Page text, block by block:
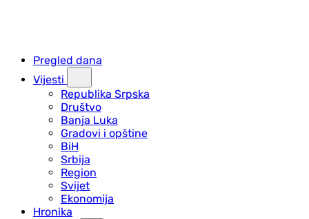
Pregled dana
Vijesti
Republika Srpska
Društvo
Banja Luka
Gradovi i opštine
BiH
Srbija
Region
Svijet
Ekonomija
Hronika